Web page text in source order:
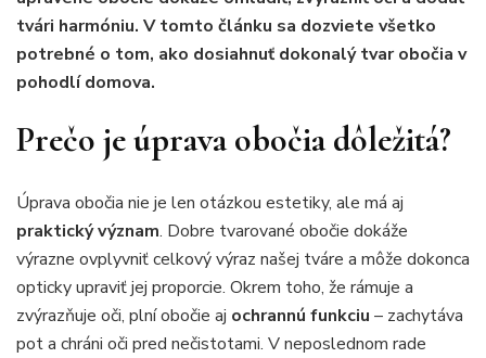
tvári harmóniu. V tomto článku sa dozviete všetko
potrebné o tom, ako dosiahnuť dokonalý tvar obočia v
pohodlí domova.
Prečo je úprava obočia dôležitá?
Úprava obočia nie je len otázkou estetiky, ale má aj
praktický význam. Dobre tvarované obočie dokáže
výrazne ovplyvniť celkový výraz našej tváre a môže dokonca
opticky upraviť jej proporcie. Okrem toho, že rámuje a
zvýrazňuje oči, plní obočie aj ochrannú funkciu – zachytáva
pot a chráni oči pred nečistotami. V neposlednom rade